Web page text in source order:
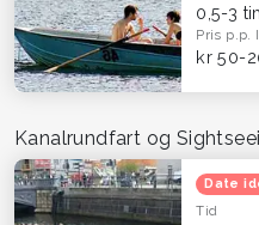
0,5-3
Pris p.p.
kr 50-
Kanalrundfart og
Date
Tid